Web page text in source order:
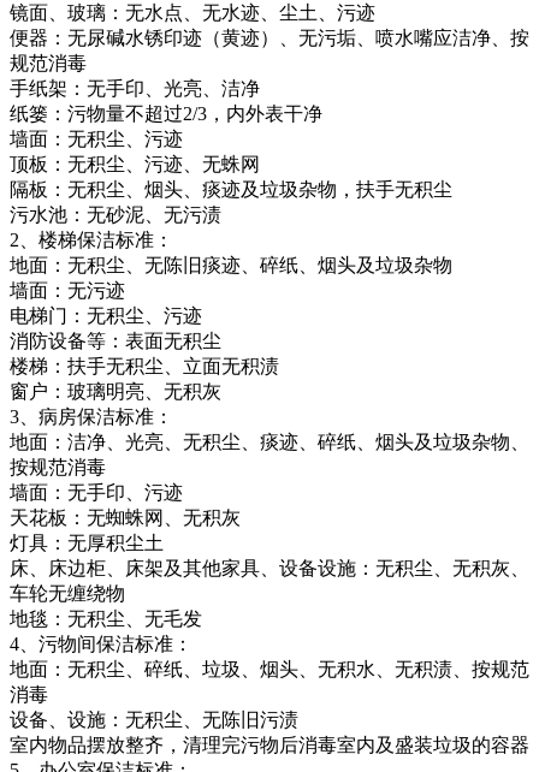
镜面、玻璃：无水点、无水迹、尘土、污迹
便器：无尿碱水锈印迹（黄迹）、无污垢、喷水嘴应洁净、按
规范消毒
手纸架：无手印、光亮、洁净
纸篓：污物量不超过2/3，内外表干净
墙面：无积尘、污迹
顶板：无积尘、污迹、无蛛网
隔板：无积尘、烟头、痰迹及垃圾杂物，扶手无积尘
污水池：无砂泥、无污渍
2、楼梯保洁标准：
地面：无积尘、无陈旧痰迹、碎纸、烟头及垃圾杂物
墙面：无污迹
电梯门：无积尘、污迹
消防设备等：表面无积尘
楼梯：扶手无积尘、立面无积渍
窗户：玻璃明亮、无积灰
3、病房保洁标准：
地面：洁净、光亮、无积尘、痰迹、碎纸、烟头及垃圾杂物、
按规范消毒
墙面：无手印、污迹
天花板：无蜘蛛网、无积灰
灯具：无厚积尘土
床、床边柜、床架及其他家具、设备设施：无积尘、无积灰、
车轮无缠绕物
地毯：无积尘、无毛发
4、污物间保洁标准：
地面：无积尘、碎纸、垃圾、烟头、无积水、无积渍、按规范
消毒
设备、设施：无积尘、无陈旧污渍
室内物品摆放整齐，清理完污物后消毒室内及盛装垃圾的容器